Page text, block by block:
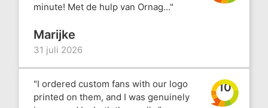
minute! Met de hulp van Ornag..."
Marijke
31 juli 2026
"I ordered custom fans with our logo
printed on them, and I was genuinely
10